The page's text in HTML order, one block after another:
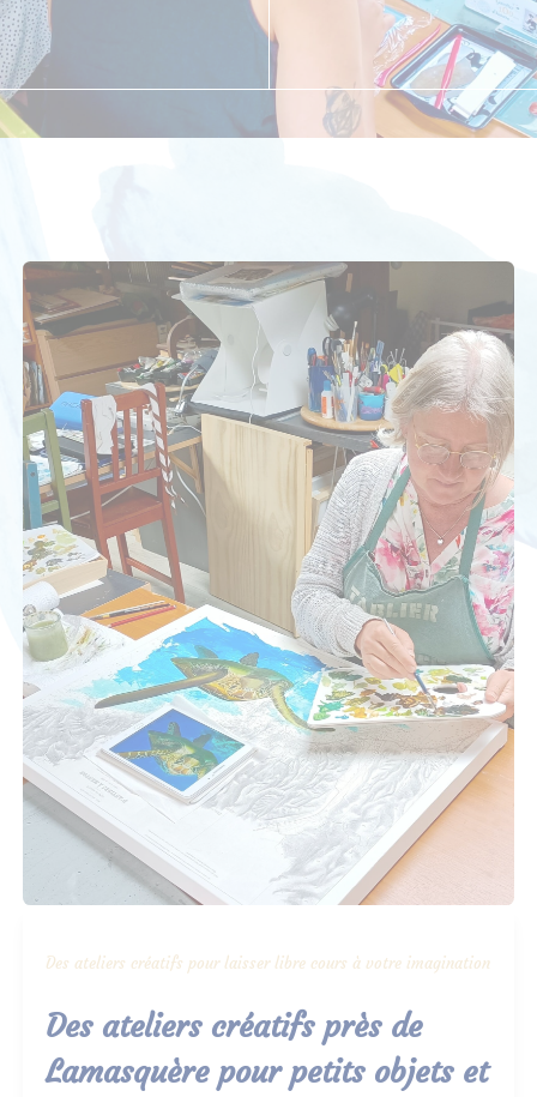
Des ateliers créatifs pour laisser libre cours à votre imagination
Des ateliers créatifs près de
Lamasquère pour petits objets et